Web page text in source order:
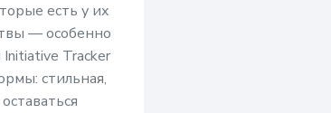
есть у их
— особенно
Tracker
стильная,